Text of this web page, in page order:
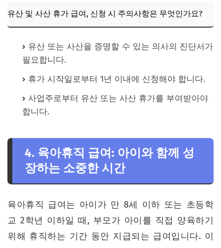
유산 및 사산 휴가 급여, 신청 시 주의사항은 무엇인가요?
유산 또는 사산을 증명할 수 있는 의사의 진단서가
필요합니다.
휴가 시작일로부터 1년 이내에 신청해야 합니다.
사업주로부터 유산 또는 사산 휴가를 부여받아야
합니다.
4. 육아휴직 급여: 아이와 함께 성
장하는 소중한 시간
육아휴직 급여는 아이가 만 8세 이하 또는 초등학
교 2학년 이하일 때, 부모가 아이를 직접 양육하기
위해 휴직하는 기간 동안 지급되는 급여입니다. 이